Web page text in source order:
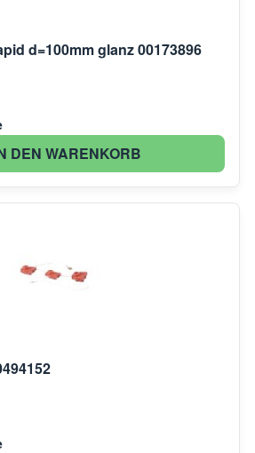
d=100mm glanz 00173896
DEN WARENKORB